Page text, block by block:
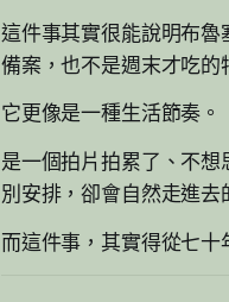
這件事其實很能說明布
備案，也不是週末才吃的
它更像是一種生活節奏。
是一個拍片拍累了、不
別安排，卻會自然走進去
而這件事，其實得從七十